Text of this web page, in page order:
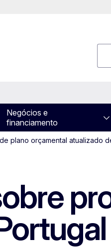
Negócios e
financiamento
plano orçamental atualizado